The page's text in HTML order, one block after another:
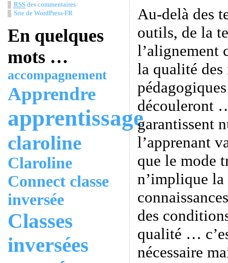
RSSdes commentaires
Site de WordPress-FR
En quelques
mots …
accompagnement
Apprendre
apprentissage
claroline
Claroline
Connect classe
inversée
Classes
inversées
Au-delà des
outils, de la
l’alignement
la qualité des
découleront
garantissent
l’apprenant
que le mode
n’implique
des
qualité …
nécessaire